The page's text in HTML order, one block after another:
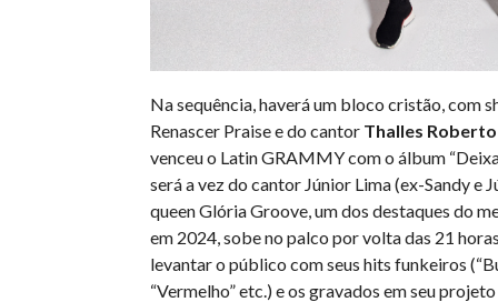
Na sequência, haverá um bloco cristão, com
Renascer Praise e do cantor Thalles Roberto
venceu o Latin GRAMMY com o álbum
será a vez do cantor Júnior Lima (ex-Sandy e
queen Glória Groove, um dos destaques do
em 2024, sobe no palco por volta das 21
levantar o público com seus hits funkeiros
“Vermelho” etc.) e os gravados em seu